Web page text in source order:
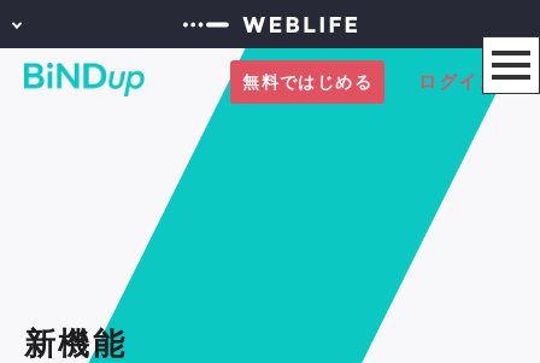
無料ではじめる ログイン
新機能